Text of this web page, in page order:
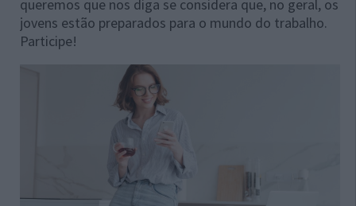
queremos que nos diga se considera que, no geral, os
jovens estão preparados para o mundo do trabalho.
Participe!